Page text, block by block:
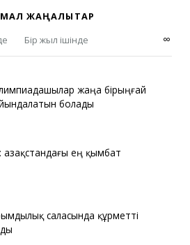
ЖАҢАЛЫҚТАР
Бір жыл ішінде ∞
жаңа бірыңғай
болады
ең қымбат
саласында құрметті